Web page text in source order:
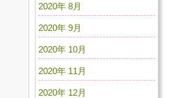
2020年 8月
2020年 9月
2020年 10月
2020年 11月
2020年 12月